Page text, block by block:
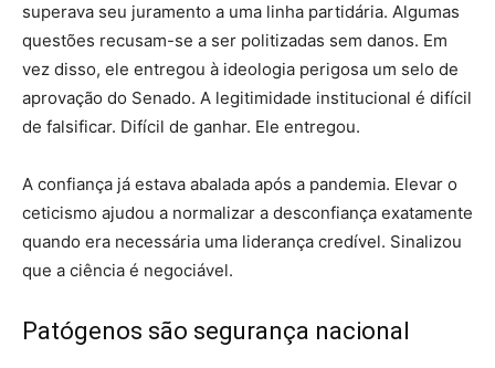
superava seu juramento a uma linha partidária. Algumas
questões recusam-se a ser politizadas sem danos. Em
vez disso, ele entregou à ideologia perigosa um selo de
aprovação do Senado. A legitimidade institucional é difícil
de falsificar. Difícil de ganhar. Ele entregou.
A confiança já estava abalada após a pandemia. Elevar o
ceticismo ajudou a normalizar a desconfiança exatamente
quando era necessária uma liderança credível. Sinalizou
que a ciência é negociável.
Patógenos são segurança nacional